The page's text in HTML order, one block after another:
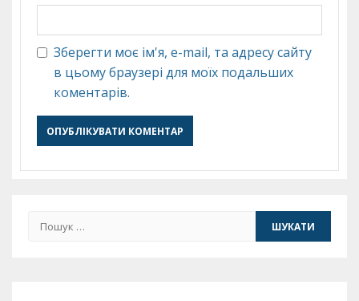
Зберегти моє ім'я, e-mail, та адресу сайту
в цьому браузері для моїх подальших
коментарів.
Пошук: